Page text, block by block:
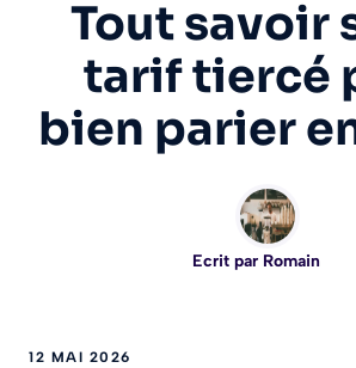
Tout savoir
tarif tiercé
bien parier
Ecrit par Romain
12 MAI 2026